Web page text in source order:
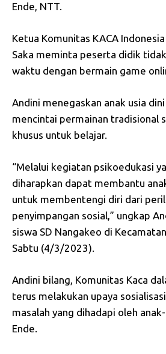
Ende, NTT.
Ketua Komunitas KACA
Saka meminta peserta didik
waktu dengan bermain game
Andini menegaskan anak usia
mencintai permainan tradisional
khusus untuk belajar.
“Melalui kegiatan psikoedukasi
diharapkan dapat membantu
untuk membentengi diri dari
penyimpangan sosial,” ungkap
siswa SD Nangakeo di
Sabtu (4/3/2023).
Andini bilang, Komunitas Kaca
terus melakukan upaya
masalah yang dihadapi oleh
Ende.